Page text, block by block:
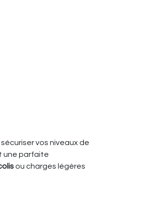
vos niveaux de
une parfaite
ou charges légères